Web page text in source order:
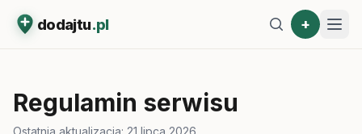
dodajtu.pl +
Regulamin serwisu
Ostatnia aktualizacja: 21 lipca 2026